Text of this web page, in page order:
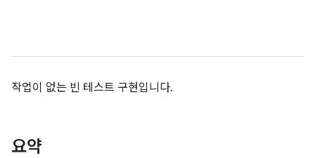
작업이 없는 빈 테스트 구현입니다.
요약